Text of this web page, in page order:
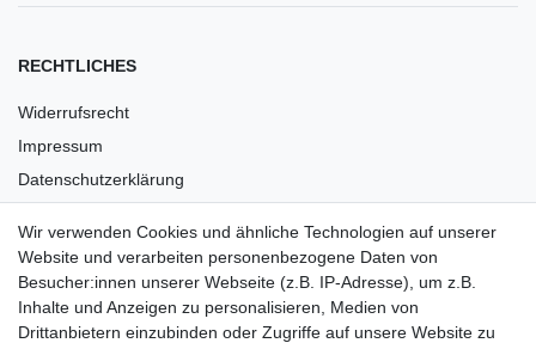
RECHTLICHES
Widerrufsrecht
Impressum
Datenschutzerklärung
Versandkosten
Barrierefreiheit
Anleitungen
Wir verwenden Cookies und ähnliche Technologien auf unserer
Website und verarbeiten personenbezogene Daten von
Besucher:innen unserer Webseite (z.B. IP-Adresse), um z.B.
Inhalte und Anzeigen zu personalisieren, Medien von
Drittanbietern einzubinden oder Zugriffe auf unsere Website zu